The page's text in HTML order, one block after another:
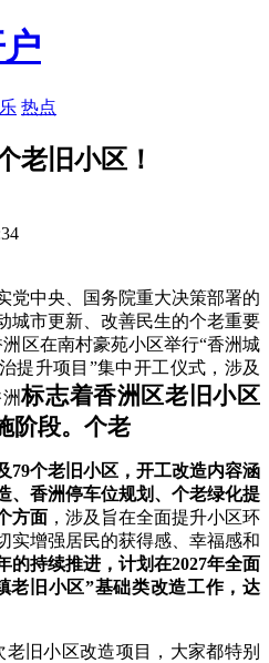
热点
老旧小区！
党中央、国务院重大决策部署的
城市更新、改善民生的个老重要
区在南村豪苑小区举行“香洲城
升项目”集中开工仪式，涉及
标志着香洲区老旧小区
阶段。个老
79个老旧小区，开工改造内容涵
、香洲停车位规划、个老绿化提
方面 ，涉及旨在全面提升小区环
实增强居民的获得感、幸福感和
的持续推进，计划在2027年全面
老旧小区”基础类改造工作，达
旧小区改造项目，大家都特别